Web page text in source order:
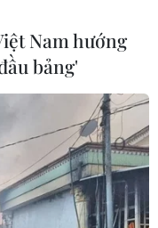
2024
Nam hướng
bảng'